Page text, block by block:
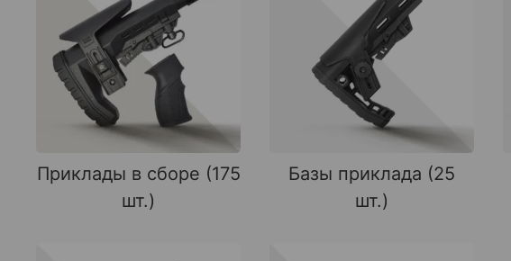
Приклады в сборе (175
шт.)
Базы приклада (25
шт.)